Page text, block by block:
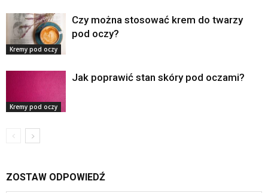
Kremy pod oczy
Czy można stosować krem do twarzy
pod oczy?
Kremy pod oczy
Jak poprawić stan skóry pod oczami?
ZOSTAW ODPOWIEDŹ